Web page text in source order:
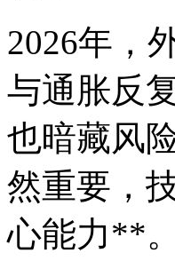
2026年，
与通胀反
也暗藏风
然重要，
心能力**